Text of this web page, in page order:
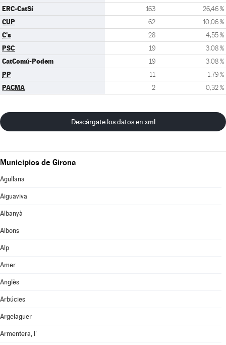
ERC-CatSí 163 26,46 %
CUP 62 10,06 %
C's 28 4,55 %
PSC 19 3,08 %
CatComú-Podem 19 3,08 %
PP 11 1,79 %
PACMA 2 0,32 %
Descárgate los datos en xml
Municipios de Girona
Agullana
Aiguaviva
Albanyà
Albons
Alp
Amer
Anglès
Arbúcies
Argelaguer
Armentera, l'